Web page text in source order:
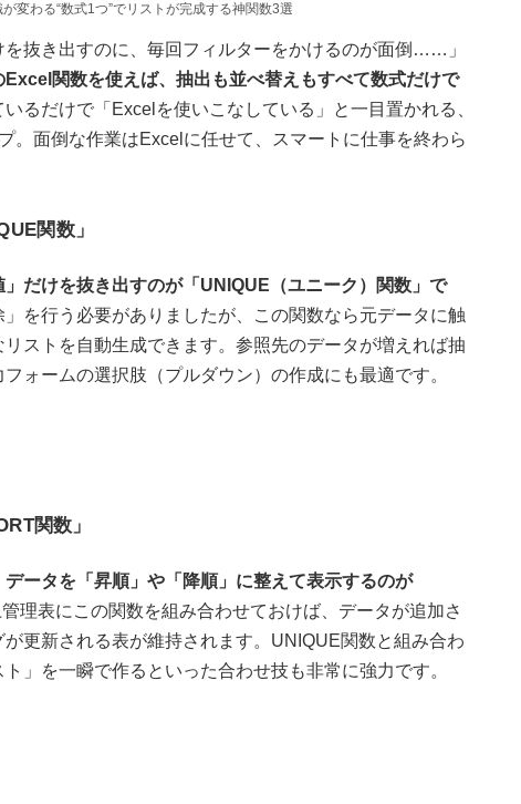
変わる“数式1つ”でリストが完成する神関数3選
を抜き出すのに、毎回フィルターをかけるのが面倒……」
Excel関数を使えば、抽出も並べ替えもすべて数式だけで
るだけで「Excelを使いこなしている」と一目置かれる、
。面倒な作業はExcelに任せて、スマートに仕事を終わら
関数」
だけを抜き出すのが「UNIQUE（ユニーク）関数」で
を行う必要がありましたが、この関数なら元データに触
ストを自動生成できます。参照先のデータが増えれば抽
ォームの選択肢（プルダウン）の作成にも最適です。
関数」
ータを「昇順」や「降順」に整えて表示するのが
理表にこの関数を組み合わせておけば、データが追加さ
更新される表が維持されます。UNIQUE関数と組み合わ
」を一瞬で作るといった合わせ技も非常に強力です。